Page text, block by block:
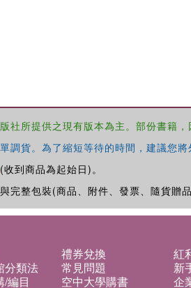
所提供之現有版本為主。部份書籍
貨。為了縮短等待的時間，建議您
(收到商品為起始日)。
整包裝(商品、附件、發票、隨貨贈
禮券兌換
紅
分類法 常見問題
新
/編目 空中大學購書
企